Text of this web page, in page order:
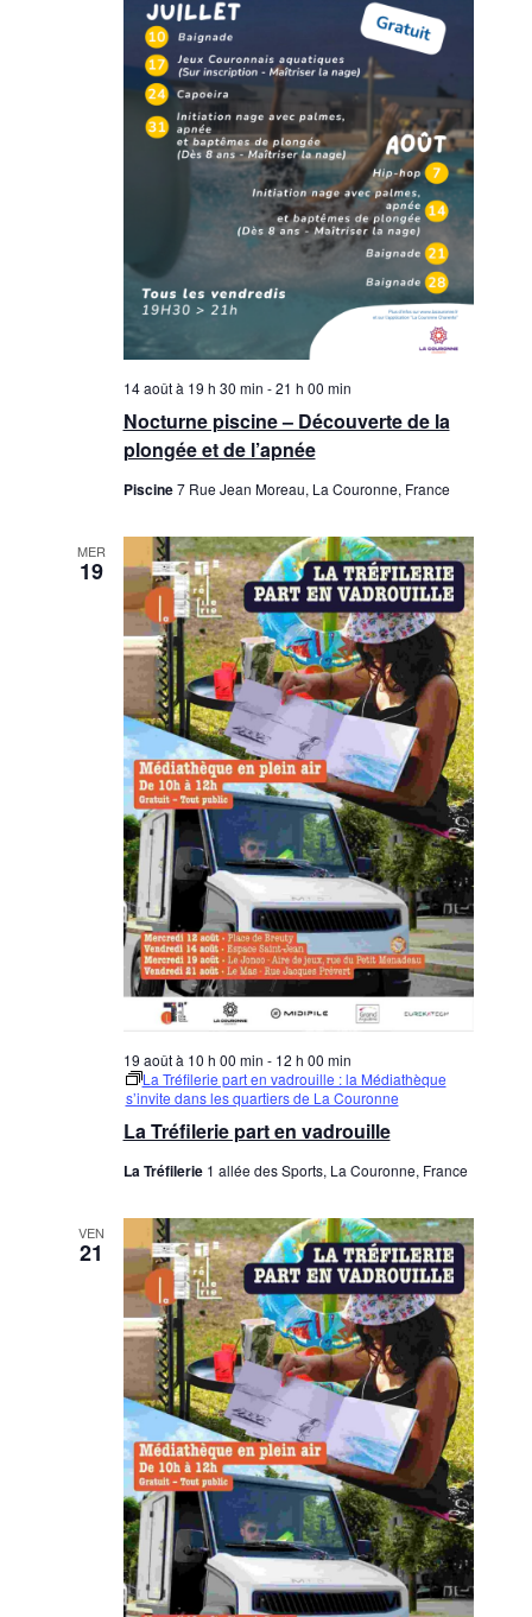
Nocturne piscine – Découverte de la
plongée et de l’apnée
14 août à 19 h 30 min -21 h 00 min
Piscine7 Rue Jean Moreau, La Couronne, France
MER
19
La Tréfilerie part en vadrouille
19 août à 10 h 00 min - 12 h 00 min
La Tréfilerie part en vadrouille : la Médiathèque
s’invite dans les quartiers de La Couronne
La Tréfilerie 1 allée des Sports, La Couronne, France
VEN
21